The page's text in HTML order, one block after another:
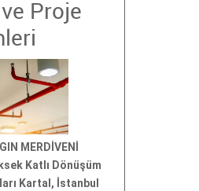
Proje
MERDİVENİ
Katlı Dönüşüm
Kartal, İstanbul